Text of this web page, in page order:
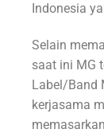
Indonesia
Selain
saat ini MG
Label/Band
kerjasama